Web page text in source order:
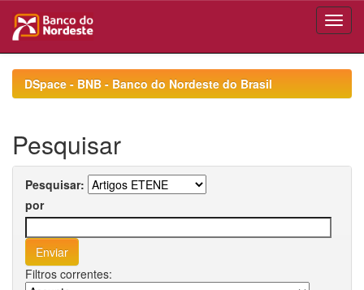
navigationDSpace - BNB - Banco do Nordeste do Brasil
Pesquisar
Pesquisar:
por
Filtros correntes: